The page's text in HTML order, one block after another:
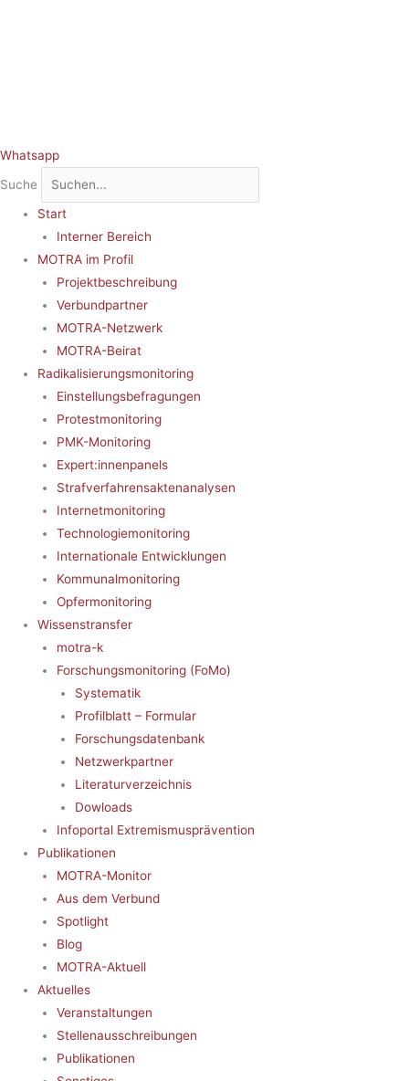
Whatsapp
Suche
Start
Interner Bereich
MOTRA im Profil
Projektbeschreibung
Verbundpartner
MOTRA-Netzwerk
MOTRA-Beirat
Radikalisierungsmonitoring
Einstellungsbefragungen
Protestmonitoring
PMK-Monitoring
Expert:innenpanels
Strafverfahrensaktenanalysen
Internetmonitoring
Technologiemonitoring
Internationale Entwicklungen
Kommunalmonitoring
Opfermonitoring
Wissenstransfer
motra-k
Forschungsmonitoring (FoMo)
Systematik
Profilblatt – Formular
Forschungsdatenbank
Netzwerkpartner
Literaturverzeichnis
Dowloads
Infoportal Extremismusprävention
Publikationen
MOTRA-Monitor
Aus dem Verbund
Spotlight
Blog
MOTRA-Aktuell
Aktuelles
Veranstaltungen
Stellenausschreibungen
Publikationen